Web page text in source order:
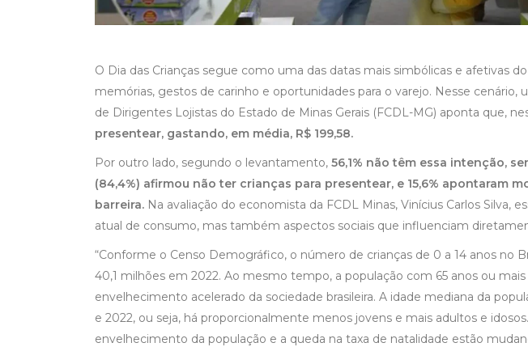
O Dia das Crianças segue como uma das datas mais simbólicas e afetivas
memórias, gestos de carinho e oportunidades para o varejo. Nesse cenário,
de Dirigentes Lojistas do Estado de Minas Gerais (FCDL-MG) aponta que,
presentear, gastando, em média, R$ 199,58.
Por outro lado, segundo o levantamento, 56,1% não têm essa intenção,
(84,4%) afirmou não ter crianças para presentear, e 15,6% apontaram
barreira. Na avaliação do economista da FCDL Minas, Vinícius Carlos Silva,
atual de consumo, mas também aspectos sociais que influenciam
“Conforme o Censo Demográfico, o número de crianças de 0 a 14 anos no
40,1 milhões em 2022. Ao mesmo tempo, a população com 65 anos ou
envelhecimento acelerado da sociedade brasileira. A idade mediana da
e 2022, ou seja, há proporcionalmente menos jovens e mais adultos e
envelhecimento da população e a queda na taxa de natalidade estão